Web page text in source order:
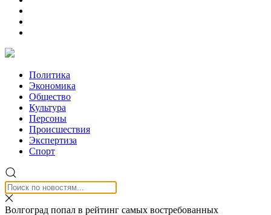
Политика
Экономика
Общество
Культура
Персоны
Происшествия
Экспертиза
Спорт
Волгоград попал в рейтинг самых востребованных